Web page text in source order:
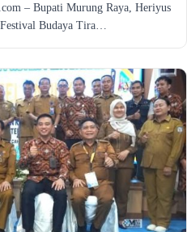
– Bupati Murung Raya, Heriyus
Budaya Tira…